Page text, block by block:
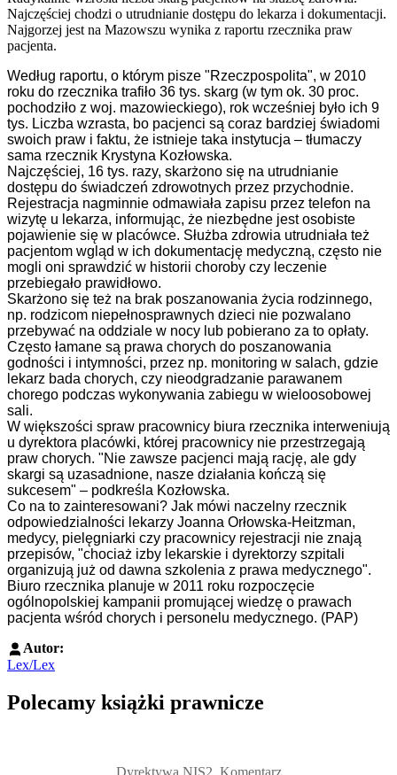
Najczęściej chodzi o utrudnianie dostępu do lekarza i dokumentacji.
Najgorzej jest na Mazowszu wynika z raportu rzecznika praw
pacjenta.
Według raportu, o którym pisze "Rzeczpospolita", w 2010
roku do rzecznika trafiło 36 tys. skarg (w tym ok. 30 proc.
pochodziło z woj. mazowieckiego), rok wcześniej było ich 9
tys. Liczba wzrasta, bo pacjenci są coraz bardziej świadomi
swoich praw i faktu, że istnieje taka instytucja – tłumaczy
sama rzecznik Krystyna Kozłowska.
Najczęściej, 16 tys. razy, skarżono się na utrudnianie
dostępu do świadczeń zdrowotnych przez przychodnie.
Rejestracja nagminnie odmawiała zapisu przez telefon na
wizytę u lekarza, informując, że niezbędne jest osobiste
pojawienie się w placówce. Służba zdrowia utrudniała też
pacjentom wgląd w ich dokumentację medyczną, często nie
mogli oni sprawdzić w historii choroby czy leczenie
przebiegało prawidłowo.
Skarżono się też na brak poszanowania życia rodzinnego,
np. rodzicom niepełnosprawnych dzieci nie pozwalano
przebywać na oddziale w nocy lub pobierano za to opłaty.
Często łamane są prawa chorych do poszanowania
godności i intymności, przez np. monitoring w salach, gdzie
lekarz bada chorych, czy nieodgradzanie parawanem
chorego podczas wykonywania zabiegu w wieloosobowej
sali.
W większości spraw pracownicy biura rzecznika interweniują
u dyrektora placówki, której pracownicy nie przestrzegają
praw chorych. "Nie zawsze pacjenci mają rację, ale gdy
skargi są uzasadnione, nasze działania kończą się
sukcesem" – podkreśla Kozłowska.
Co na to zainteresowani? Jak mówi naczelny rzecznik
odpowiedzialności lekarzy Joanna Orłowska-Heitzman,
medycy, pielęgniarki czy pracownicy rejestracji nie znają
przepisów, "chociaż izby lekarskie i dyrektorzy szpitali
organizują już od dawna szkolenia z prawa medycznego".
Biuro rzecznika planuje w 2011 roku rozpoczęcie
ogólnopolskiej kampanii promującej wiedzę o prawach
pacjenta wśród chorych i personelu medycznego. (PAP)
Autor:
Lex/Lex
Polecamy książki prawnicze
Dyrektywa NIS2. Komentarz